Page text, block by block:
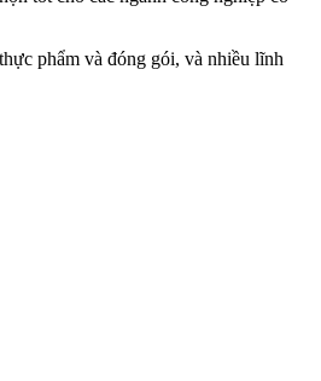
phẩm và đóng gói, và nhiều lĩnh